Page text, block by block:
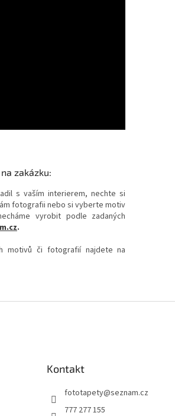
zakázku:
s vaším interierem, nechte si
fotografii nebo si vyberte motiv
vyrobit podle zadaných
.
motivů či fotografií najdete na
Kontakt
fototapety@seznam.cz
777 277 155